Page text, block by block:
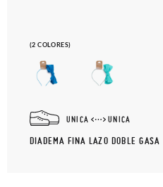
(2 COLORES)
UNICA UNICA
DIADEMA FINA LAZO DOBLE GASA